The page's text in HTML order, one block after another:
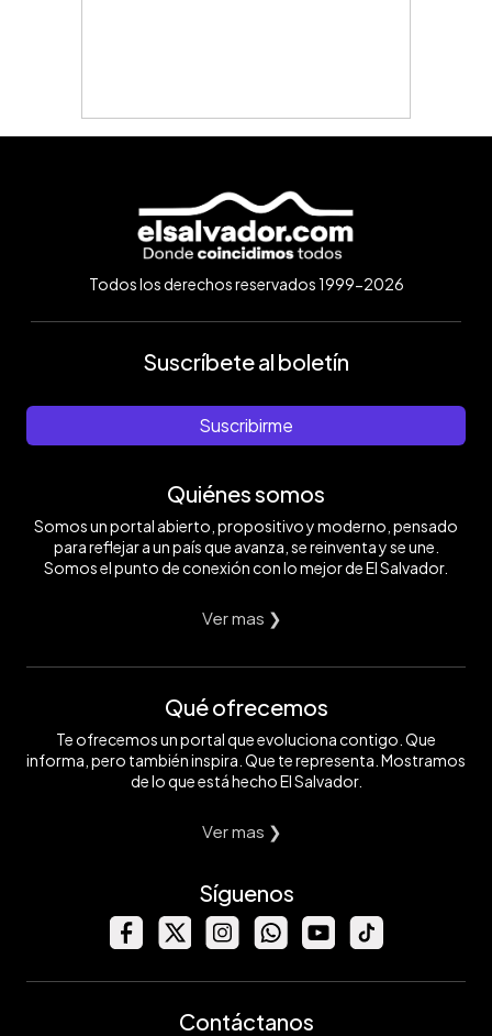
Todos los derechos reservados 1999-2026
Suscríbete al boletín
Suscribirme
Quiénes somos
Somos un portal abierto, propositivo y moderno, pensado
para reflejar a un país que avanza, se reinventa y se une.
Somos el punto de conexión con lo mejor de El Salvador.
Ver mas ❯
Qué ofrecemos
Te ofrecemos un portal que evoluciona contigo. Que
informa, pero también inspira. Que te representa. Mostramos
de lo que está hecho El Salvador.
Ver mas ❯
Síguenos
Contáctanos